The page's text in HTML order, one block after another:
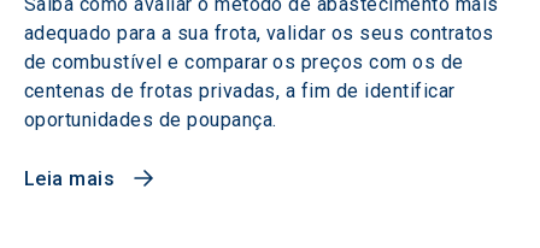
adequado para a sua frota, validar os seus contratos
de combustível e comparar os preços com os de
centenas de frotas privadas, a fim de identificar
oportunidades de poupança.
Leia mais